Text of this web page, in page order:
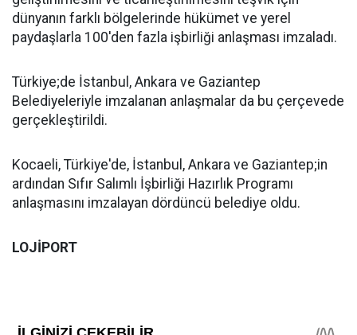
dünyanın farklı bölgelerinde hükümet ve yerel
paydaşlarla 100'den fazla işbirliği anlaşması imzaladı.
Türkiye;de İstanbul, Ankara ve Gaziantep
Belediyeleriyle imzalanan anlaşmalar da bu çerçevede
gerçekleştirildi.
Kocaeli, Türkiye'de, İstanbul, Ankara ve Gaziantep;in
ardından Sıfır Salımlı İşbirliği Hazırlık Programı
anlaşmasını imzalayan dördüncü belediye oldu.
LOJİPORT